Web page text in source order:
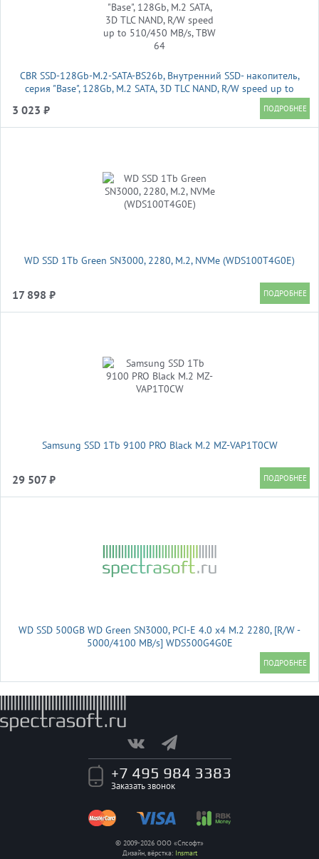
CBR SSD-128Gb-M.2-SATA-BS26b, Внутренний SSD- накопитель,
серия "Base", 128Gb, M.2 SATA, 3D TLC NAND, R/W speed up to
3 023 ₽
WD SSD 1Tb Green SN3000, 2280, M.2, NVMe (WDS100T4G0E)
17 898 ₽
Samsung SSD 1Tb 9100 PRO Black M.2 MZ-VAP1T0CW
29 507 ₽
WD SSD 500GB WD Green SN3000, PCI-E 4.0 x4 M.2 2280, [R/W -
5000/4100 MB/s] WDS500G4G0E
+7 495 984 3383
Заказать звонок
© 2009-2026 ООО «Спсофт»
Дизайн, вёрстка: Insmart